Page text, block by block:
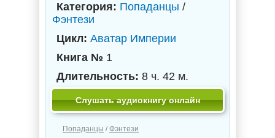
Категория: Попаданцы /
Фэнтези
Цикл: Аватар Империи
Книга № 1
Длительность: 8 ч. 42 м.
Слушать аудиокнигу онлайн
Попаданцы / Фэнтези